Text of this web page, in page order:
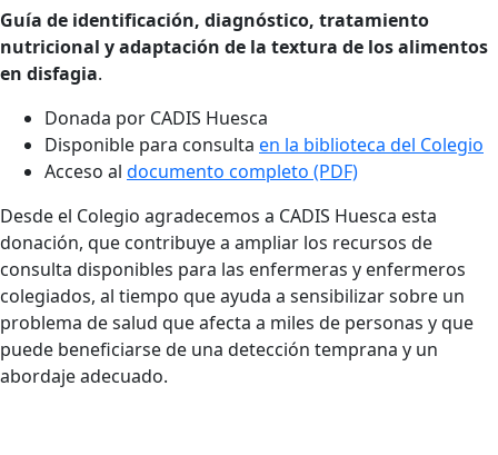
Guía de identificación, diagnóstico, tratamiento
nutricional y adaptación de la textura de los alimentos
en disfagia.
Donada por CADIS Huesca
Disponible para consulta en la biblioteca del Colegio
Acceso al documento completo (PDF)
Desde el Colegio agradecemos a CADIS Huesca esta
donación, que contribuye a ampliar los recursos de
consulta disponibles para las enfermeras y enfermeros
colegiados, al tiempo que ayuda a sensibilizar sobre un
problema de salud que afecta a miles de personas y que
puede beneficiarse de una detección temprana y un
abordaje adecuado.